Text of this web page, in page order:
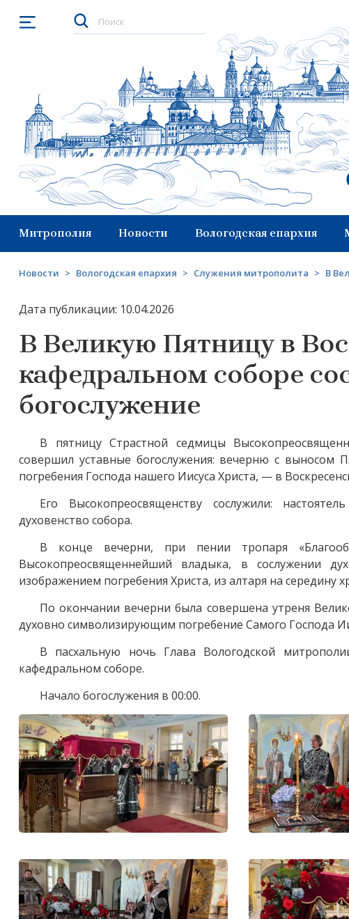
Открыть меню
Митрополия Новости Вологодская епархия
Новости > Вологодская епархия > Служения митрополита > В
Дата публикации: 10.04.2026
В Великую Пятницу в
кафедральном соборе
богослужение
В пятницу Страстной седмицы
совершил уставные богослужения: вечерню с
погребения Господа нашего Иисуса Христа, — в
Его Высокопреосвященству сослужили:
духовенство собора.
В конце вечерни, при пении тропаря
Высокопреосвященнейший владыка, в сослужении
изображением погребения Христа, из алтаря на середину
По окончании вечерни была совершена утреня
духовно символизирующим погребение Самого Господа
В пасхальную ночь Глава Вологодской
кафедральном соборе.
Начало богослужения в 00:00.